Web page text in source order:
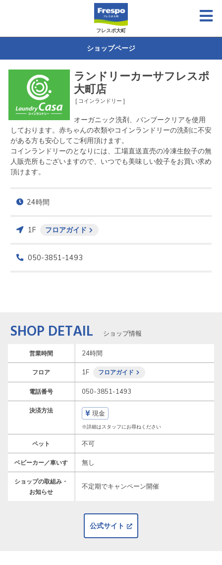
フレスポ大町
ショップページ
ランドリーカーサフレスポ
大町店
[ コインランドリー ]
オーガニック洗剤、バンブークリアを使用
しております。赤ちゃんの衣類やコインランドリーの洗剤に不安
がある方も安心してご利用頂けます。
コインランドリーのとなりには、工場直送直売の冷凍生餃子の無
人販売所もございますので、いつでも美味しい餃子をお買い求め
頂けます。
24時間
1F フロアガイド
050-3851-1493
SHOP DETAIL ショップ情報
営業時間 24時間
フロア 1F フロアガイド
電話番号 050-3851-1493
決済方法 現金
※詳細はスタッフにお尋ねください
ペット 不可
ベビーカー／車いす 無し
ショップの取組み・
お知らせ
不定期でキャンペーン開催
公式サイト